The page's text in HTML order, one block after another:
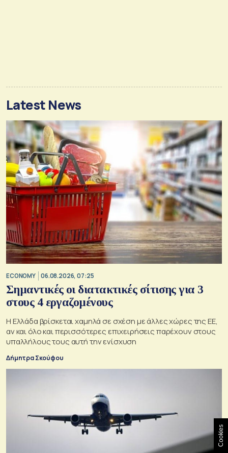
Latest News
ECONOMY 06.08.2026, 07:25
Σημαντικές οι διατακτικές σίτισης για 3
στους 4 εργαζομένους
Η Ελλάδα βρίσκεται χαμηλά σε σχέση με άλλες χώρες της ΕΕ,
αν και όλο και περισσότερες επιχειρήσεις παρέχουν στους
υπαλλήλους τους αυτή την ενίσχυση
Δήμητρα Σκούφου
Cookies